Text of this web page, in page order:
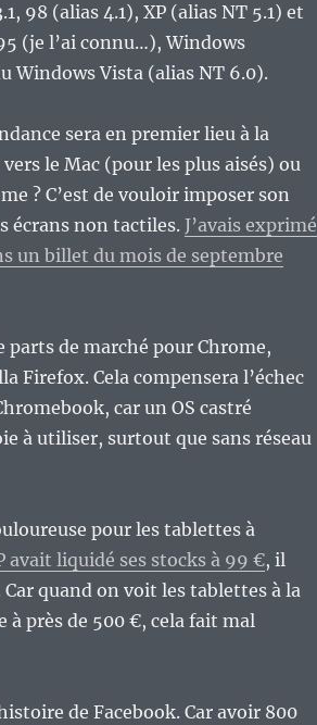
98 (alias 4.1), XP (alias NT 5.1) et
(je l’ai connu…), Windows
Windows Vista (alias NT 6.0).
sera en premier lieu à la
le Mac (pour les plus aisés) ou
? C’est de vouloir imposer son
écrans non tactiles. J’avais exprimé
un billet du mois de septembre
parts de marché pour Chrome,
Firefox. Cela compensera l’échec
car un OS castré
à utiliser, surtout que sans réseau
pour les tablettes à
avait liquidé ses stocks à 99 €, il
quand on voit les tablettes à la
à près de 500 €, cela fait mal
de Facebook. Car avoir 800